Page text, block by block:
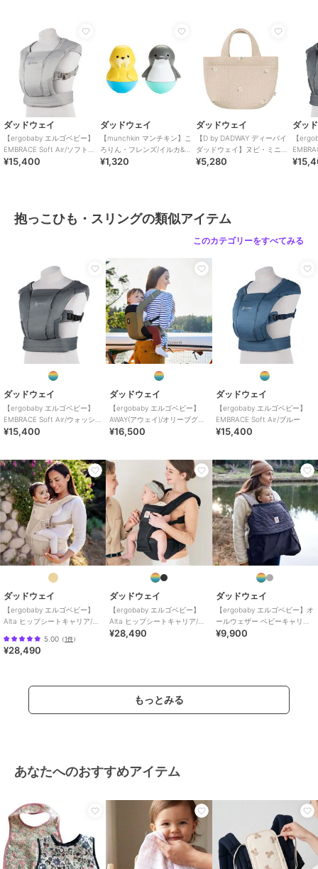
商品カテゴリ ベビー用品・おもちゃ
抱っこ
ひも・スリング
性別タイプ
ボーイズ
ベビー用品・おもちゃ
／
ひも・スリング
ベビー用品・おもちゃ
／抱っこ
ひも・スリング
カラー
ﾙﾐﾅｽｱｲﾎﾞﾘｰ、ﾁｬｺｰﾙｸﾞﾚｰ、ﾐｯﾄﾞﾅｲﾄ
商品のお取り扱い方法
ダッドウェイ
【ergobaby エルゴベビー】
EMBRACE Soft Air/ソフトグ
レー
¥15,400
ダッドウェイ
【munchkin マンチキン】こ
ろりん・フレンズ/イルカ&セ
イウチ
¥1,320
ダッドウェイ
【D by DADWAY ディーバイ
ダッドウェイ】ヌビ・ミニト
ートバッグ
¥5,280
ダッ
【
ュドブ
抱っこひも・スリングの類似アイテム
このカテゴリーをすべてみる
ダッドウェイ
【ergobaby エルゴベビー】
EMBRACE Soft Air/ウォッシュ
ドブラック
¥15,400
ダッドウェイ
【ergobaby エルゴベビー】
AWAY(アウェイ)/オリーブグリ
ーン
¥16,500
ダッドウェイ
【ergobaby エルゴベビー】
EMBRACE Soft Air/ブルー
¥15,400
ダッドウェイ
【ergobaby エルゴベビー】
Alta ヒップシートキャリア/ナ
5.00 （1件）
¥28,490
ダッドウェイ
【ergobaby エルゴベビー】
Alta ヒップシートキャリア/オ
ニキスブラック
¥28,490
ダッドウェイ
【ergobaby エルゴベビー】オ
ールウェザー ベビーキャリア
カバー/チャコール
¥9,900
もっとみる
あなたへのおすすめアイテム